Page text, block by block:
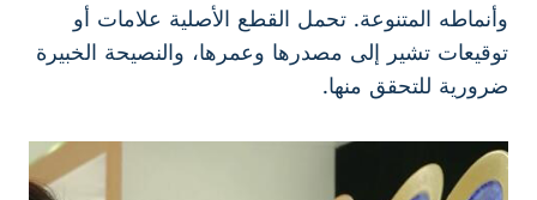
وأنماطه المتنوعة. تحمل القطع الأصلية علامات أو
توقيعات تشير إلى مصدرها وعمرها، والنصيحة الخبيرة
ضرورية للتحقق منها.